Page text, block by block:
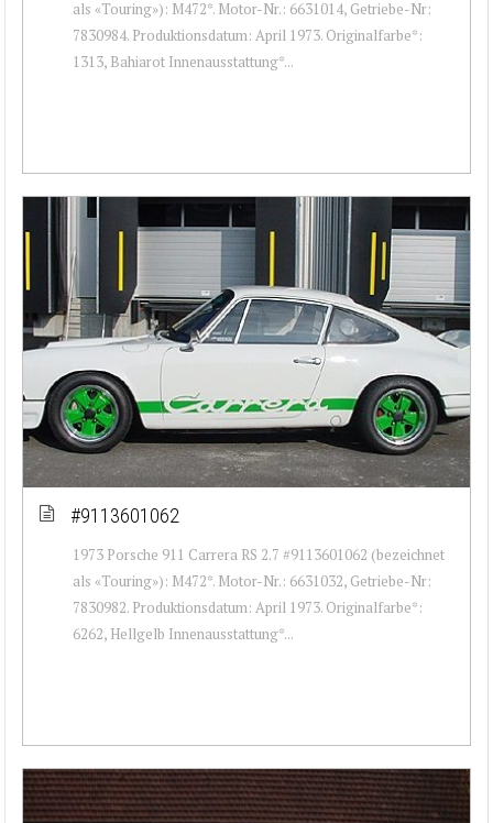
als «Touring»): M472*. Motor-Nr.: 6631014, Getriebe-Nr:
7830984. Produktionsdatum: April 1973. Originalfarbe*:
1313, Bahiarot Innenausstattung*...
#9113601062
1973 Porsche 911 Carrera RS 2.7 #9113601062 (bezeichnet
als «Touring»): M472*. Motor-Nr.: 6631032, Getriebe-Nr:
7830982. Produktionsdatum: April 1973. Originalfarbe*:
6262, Hellgelb Innenausstattung*...